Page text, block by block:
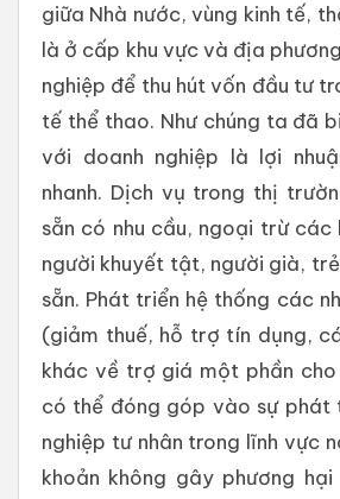
giữa Nhà nước, vùng kinh tế,
là ở cấp khu vực và địa
nghiệp để thu hút vốn đầu tư
tế thể thao. Như chúng ta đã
với doanh nghiệp là lợi
nhanh. Dịch vụ trong thị
sẵn có nhu cầu, ngoại trừ các
người khuyết tật, người già,
sẵn. Phát triển hệ thống các
(giảm thuế, hỗ trợ tín dụng,
khác về trợ giá một phần cho
có thể đóng góp vào sự phát
nghiệp tư nhân trong lĩnh vực
khoản không gây phương